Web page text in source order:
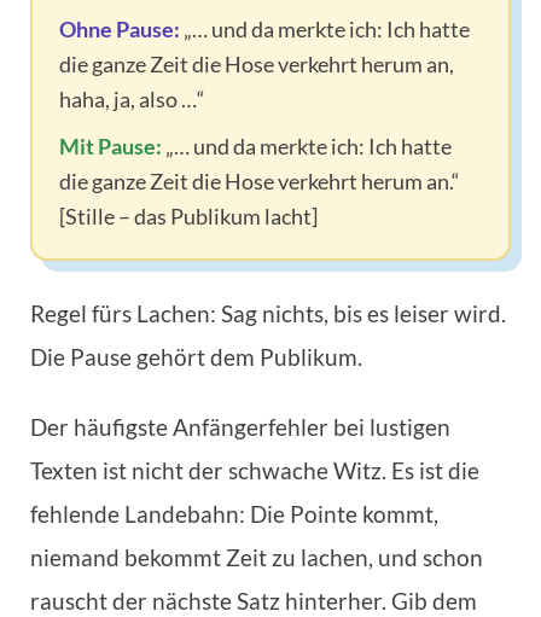
Ohne Pause: „… und da merkte ich: Ich hatte
die ganze Zeit die Hose verkehrt herum an,
haha, ja, also …“
Mit Pause: „… und da merkte ich: Ich hatte
die ganze Zeit die Hose verkehrt herum an.“
[Stille – das Publikum lacht]
Regel fürs Lachen: Sag nichts, bis es leiser wird.
Die Pause gehört dem Publikum.
Der häufigste Anfängerfehler bei lustigen
Texten ist nicht der schwache Witz. Es ist die
fehlende Landebahn: Die Pointe kommt,
niemand bekommt Zeit zu lachen, und schon
rauscht der nächste Satz hinterher. Gib dem